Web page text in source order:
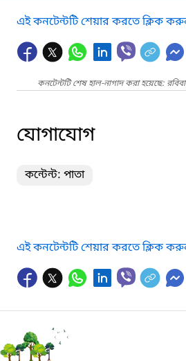
এই কনটেন্টটি শেয়ার করতে ক্লিক
কনটেন্টটি শেষ হাল-নাগাদ করা হয়েছে:
যোগাযোগ
কন্টেন্ট: পাতা
এই কনটেন্টটি শেয়ার করতে ক্লিক